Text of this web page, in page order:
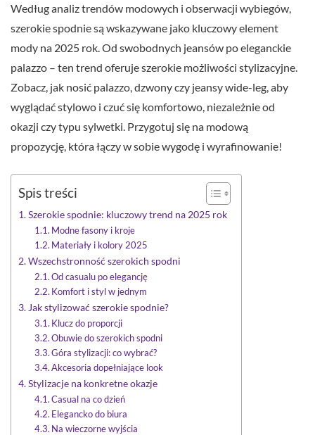
Według analiz trendów modowych i obserwacji wybiegów,
szerokie spodnie są wskazywane jako kluczowy element
mody na 2025 rok. Od swobodnych jeansów po eleganckie
palazzo – ten trend oferuje szerokie możliwości stylizacyjne.
Zobacz, jak nosić palazzo, dzwony czy jeansy wide-leg, aby
wyglądać stylowo i czuć się komfortowo, niezależnie od
okazji czy typu sylwetki. Przygotuj się na modową
propozycję, która łączy w sobie wygodę i wyrafinowanie!
Spis treści
Szerokie spodnie: kluczowy trend na 2025 rok
Modne fasony i kroje
Materiały i kolory 2025
Wszechstronność szerokich spodni
Od casualu po elegancję
Komfort i styl w jednym
Jak stylizować szerokie spodnie?
Klucz do proporcji
Obuwie do szerokich spodni
Góra stylizacji: co wybrać?
Akcesoria dopełniające look
Stylizacje na konkretne okazje
Casual na co dzień
Elegancko do biura
Na wieczorne wyjścia